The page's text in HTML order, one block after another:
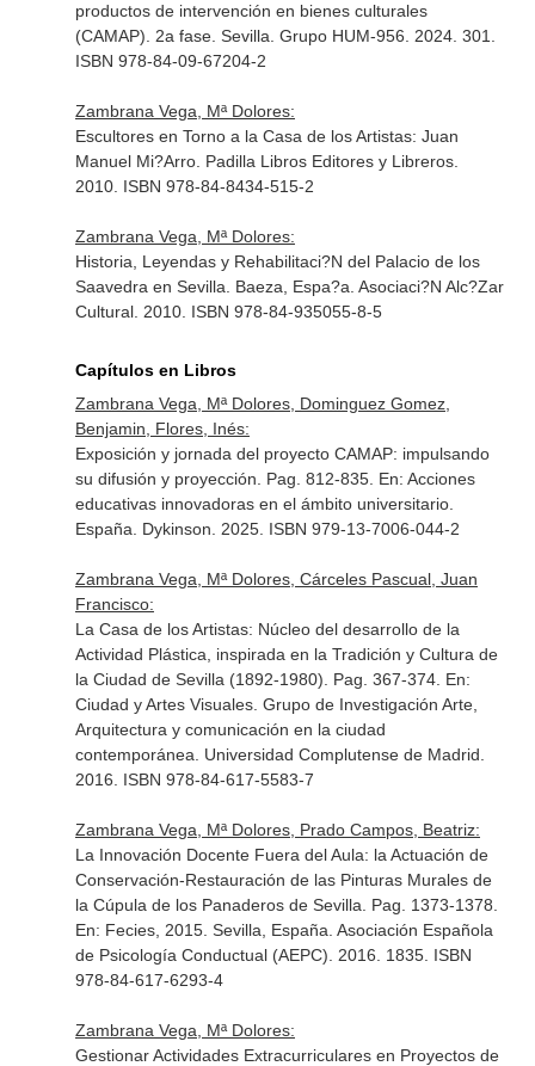
productos de intervención en bienes culturales
(CAMAP). 2a fase. Sevilla. Grupo HUM-956. 2024. 301.
ISBN 978-84-09-67204-2
Zambrana Vega, Mª Dolores:
Escultores en Torno a la Casa de los Artistas: Juan
Manuel Mi?Arro. Padilla Libros Editores y Libreros.
2010. ISBN 978-84-8434-515-2
Zambrana Vega, Mª Dolores:
Historia, Leyendas y Rehabilitaci?N del Palacio de los
Saavedra en Sevilla. Baeza, Espa?a. Asociaci?N Alc?Zar
Cultural. 2010. ISBN 978-84-935055-8-5
Capítulos en Libros
Zambrana Vega, Mª Dolores, Dominguez Gomez,
Benjamin, Flores, Inés:
Exposición y jornada del proyecto CAMAP: impulsando
su difusión y proyección. Pag. 812-835. En: Acciones
educativas innovadoras en el ámbito universitario.
España. Dykinson. 2025. ISBN 979-13-7006-044-2
Zambrana Vega, Mª Dolores, Cárceles Pascual, Juan
Francisco:
La Casa de los Artistas: Núcleo del desarrollo de la
Actividad Plástica, inspirada en la Tradición y Cultura de
la Ciudad de Sevilla (1892-1980). Pag. 367-374. En:
Ciudad y Artes Visuales. Grupo de Investigación Arte,
Arquitectura y comunicación en la ciudad
contemporánea. Universidad Complutense de Madrid.
2016. ISBN 978-84-617-5583-7
Zambrana Vega, Mª Dolores, Prado Campos, Beatriz:
La Innovación Docente Fuera del Aula: la Actuación de
Conservación-Restauración de las Pinturas Murales de
la Cúpula de los Panaderos de Sevilla. Pag. 1373-1378.
En: Fecies, 2015. Sevilla, España. Asociación Española
de Psicología Conductual (AEPC). 2016. 1835. ISBN
978-84-617-6293-4
Zambrana Vega, Mª Dolores:
Gestionar Actividades Extracurriculares en Proyectos de